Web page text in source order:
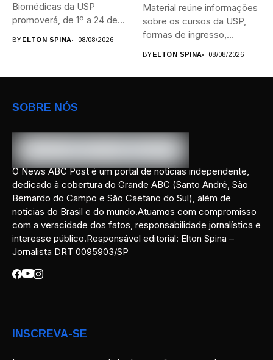
Biomédicas da USP
promoverá, de 1º a 24 de...
BYELTON SPINA 08/08/2026
Material reúne informações
sobre os cursos da USP,
formas de ingresso,
BYELTON SPINA 08/08/2026
SOBRE NÓS
O News ABC Post é um portal de notícias independente,
dedicado à cobertura do Grande ABC (Santo André, São
Bernardo do Campo e São Caetano do Sul), além de
notícias do Brasil e do mundo.Atuamos com compromisso
com a veracidade dos fatos, responsabilidade jornalística e
interesse público.Responsável editorial: Elton Spina –
Jornalista DRT 0095903/SP
INSCREVA-SE